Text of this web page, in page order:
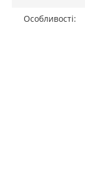
ThinQ™, яка
прання, а
допомогою
частиною
та керуються
робить ваше
**Можливість
точний перелік
вашого регіону
Особливості: